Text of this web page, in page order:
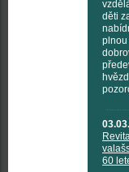
děti
plnou
60